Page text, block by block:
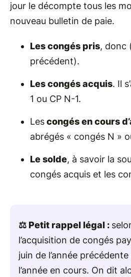
jour le décompte tous les
nouveau bulletin de paie.
Les congés pris, donc
précédent).
Les congés acquis. Il
1 ou CP N-1.
Lescongés en cours
abrégés « congés N »
Le solde, à savoir la
congés acquis et les
⚖️ Petit rappel légal :
l’acquisition de congés
juin de l’année
l’année en cours. On dit